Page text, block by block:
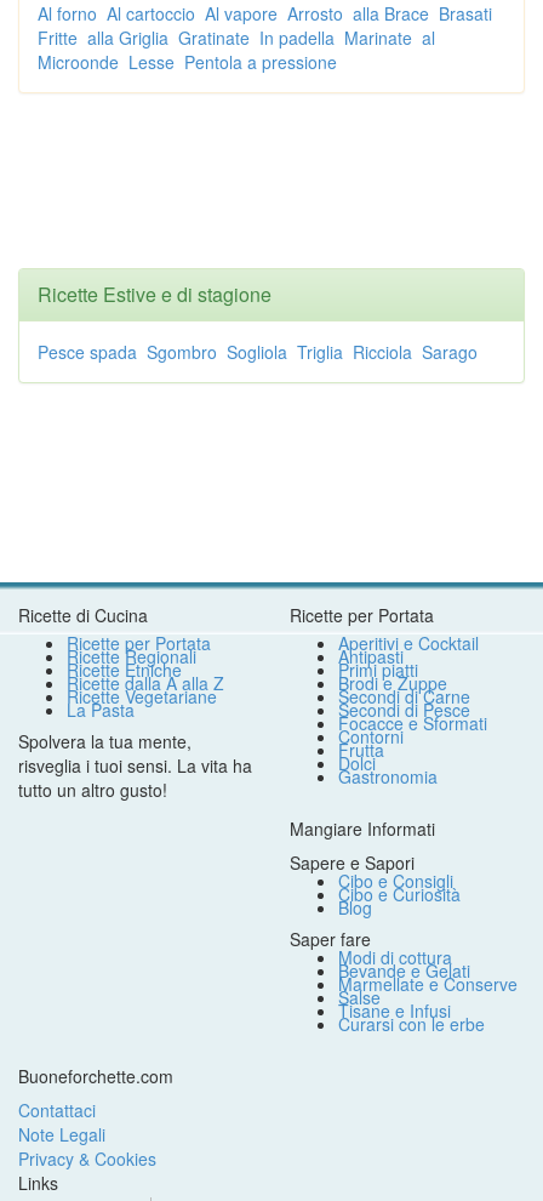
Al forno Al cartoccio Al vapore Arrosto alla Brace Brasati
Fritte alla Griglia Gratinate In padella Marinate al
Microonde Lesse Pentola a pressione
Ricette Estive e di stagione
Pesce spada Sgombro Sogliola Triglia Ricciola Sarago
Ricette di Cucina
Ricette per Portata
Ricette Regionali
Ricette Etniche
Ricette dalla A alla Z
Ricette Vegetariane
La Pasta
Spolvera la tua mente,
risveglia i tuoi sensi. La vita ha
tutto un altro gusto!
Ricette per Portata
Aperitivi e Cocktail
Antipasti
Primi piatti
Brodi e Zuppe
Secondi di Carne
Secondi di Pesce
Focacce e Sformati
Contorni
Frutta
Dolci
Gastronomia
Mangiare Informati
Sapere e Sapori
Cibo e Consigli
Cibo e Curiosità
Blog
Saper fare
Modi di cottura
Bevande e Gelati
Marmellate e Conserve
Salse
Tisane e Infusi
Curarsi con le erbe
Buoneforchette.com
Contattaci
Note Legali
Privacy & Cookies
Links